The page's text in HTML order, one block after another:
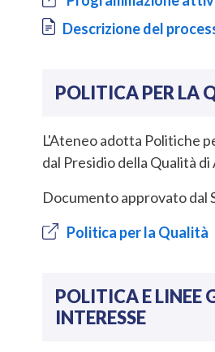
Document
Descrizione del
POLITICA PER LA
L'Ateneo adotta Politiche
dal Presidio della Qualità
Documento approvato dal
Politica per la Qualità
POLITICA E LINEE
INTERESSE